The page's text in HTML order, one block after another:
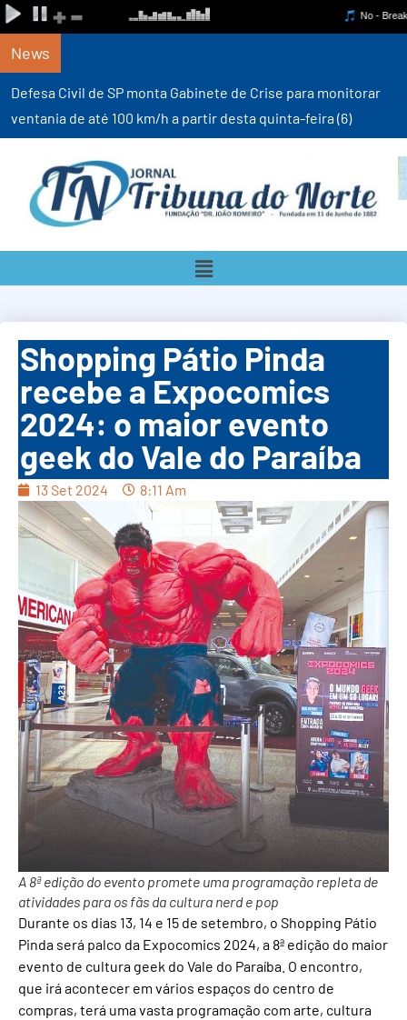
News
Defesa Civil de SP monta Gabinete de Crise para monitorar
ventania de até 100 km/h a partir desta quinta-feira (6)
Shopping Pátio Pinda
recebe a Expocomics
2024: o maior evento
geek do Vale do Paraíba
13 Set 2024 8:11 Am
A 8ª edição do evento promete uma programação repleta de
atividades para os fãs da cultura nerd e pop
Durante os dias 13, 14 e 15 de setembro, o Shopping Pátio
Pinda será palco da Expocomics 2024, a 8ª edição do maior
evento de cultura geek do Vale do Paraíba. O encontro,
que irá acontecer em vários espaços do centro de
compras, terá uma vasta programação com arte, cultura